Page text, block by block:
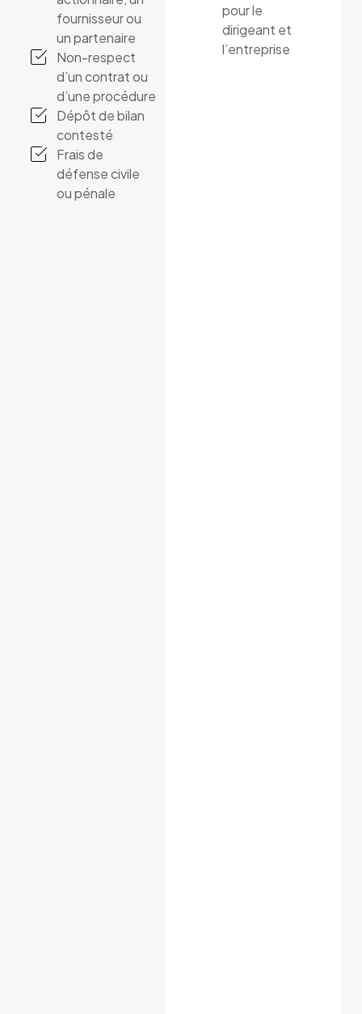
fournisseur ou
un partenaire
Non-respect
d’un contrat ou
d’une procédure
Dépôt de bilan
contesté
Frais de
défense civile
ou pénale
pour le
dirigeant et
l’entreprise